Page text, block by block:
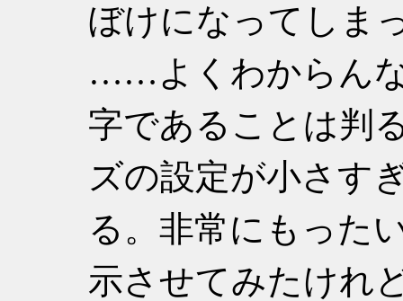
ぼけになってしま
……よくわからん
字であることは判
ズの設定が小さす
る。非常にもった
示させてみたけれ